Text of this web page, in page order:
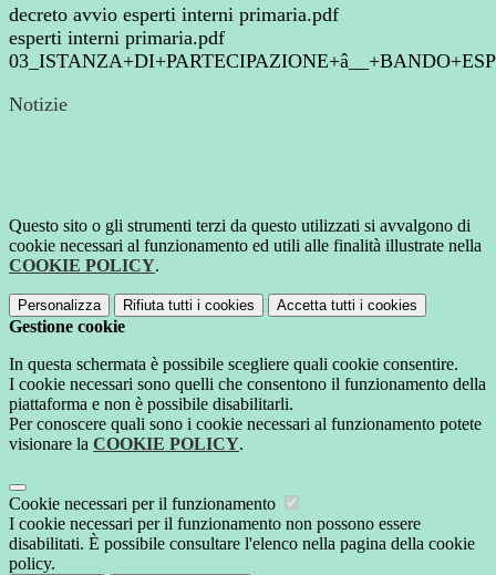
decreto avvio esperti interni primaria.pdf
esperti interni primaria.pdf
Notizie
Questo sito o gli strumenti terzi da questo utilizzati si avvalgono di
cookie necessari al funzionamento ed utili alle finalità illustrate nella
COOKIE POLICY.
Personalizza Rifiuta tutti i cookies Accetta tutti i cookies
Gestione cookie
In questa schermata è possibile scegliere quali cookie consentire.
I cookie necessari sono quelli che consentono il funzionamento della
piattaforma e non è possibile disabilitarli.
Per conoscere quali sono i cookie necessari al funzionamento potete
visionare la COOKIE POLICY.
Cookie necessari per il funzionamento
I cookie necessari per il funzionamento non possono essere
disabilitati. È possibile consultare l'elenco nella pagina della cookie
policy.